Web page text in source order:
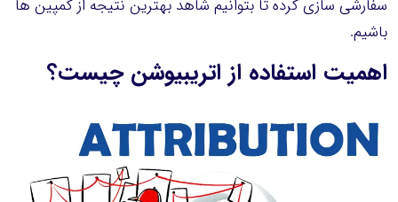
سفارشی سازی کرده تا بتوانیم شاهد بهترین نتیجه از کمپین ها
باشیم.
اهمیت استفاده از اتریبیوشن چیست؟